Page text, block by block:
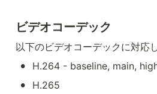
ビデオコーデック
以下のビデオコーデックに対応
• H.264 - baseline, main,
• H.265